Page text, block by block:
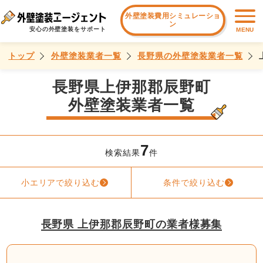
安心の外壁塗装をサポート
外壁塗装費用シミュレーショ
ン
MENU
トップ 外壁塗装業者一覧 長野県の外壁塗装業者一覧
長野県上伊那郡辰野町
外壁塗装業者一覧
検索結果7件
小エリアで絞り込む 条件で絞り込む
長野県 上伊那郡辰野町の業者様募集